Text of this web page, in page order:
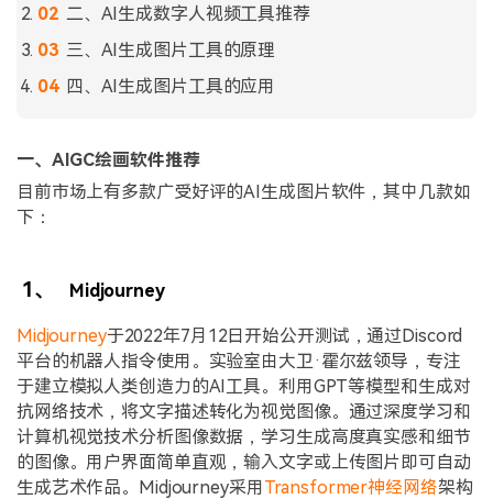
二、AI生成数字人视频工具推荐
三、AI生成图片工具的原理
四、AI生成图片工具的应用
一、AIGC绘画软件推荐
目前市场上有多款广受好评的AI生成图片软件，其中几款如
下：
1、 Midjourney
Midjourney于2022年7月12日开始公开测试，通过Discord
平台的机器人指令使用。实验室由大卫·霍尔兹领导，专注
于建立模拟人类创造力的AI工具。利用GPT等模型和生成对
抗网络技术，将文字描述转化为视觉图像。通过深度学习和
计算机视觉技术分析图像数据，学习生成高度真实感和细节
的图像。用户界面简单直观，输入文字或上传图片即可自动
生成艺术作品。Midjourney采用Transformer神经网络架构